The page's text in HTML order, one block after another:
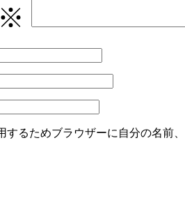
※
するためブラウザーに自分の名前